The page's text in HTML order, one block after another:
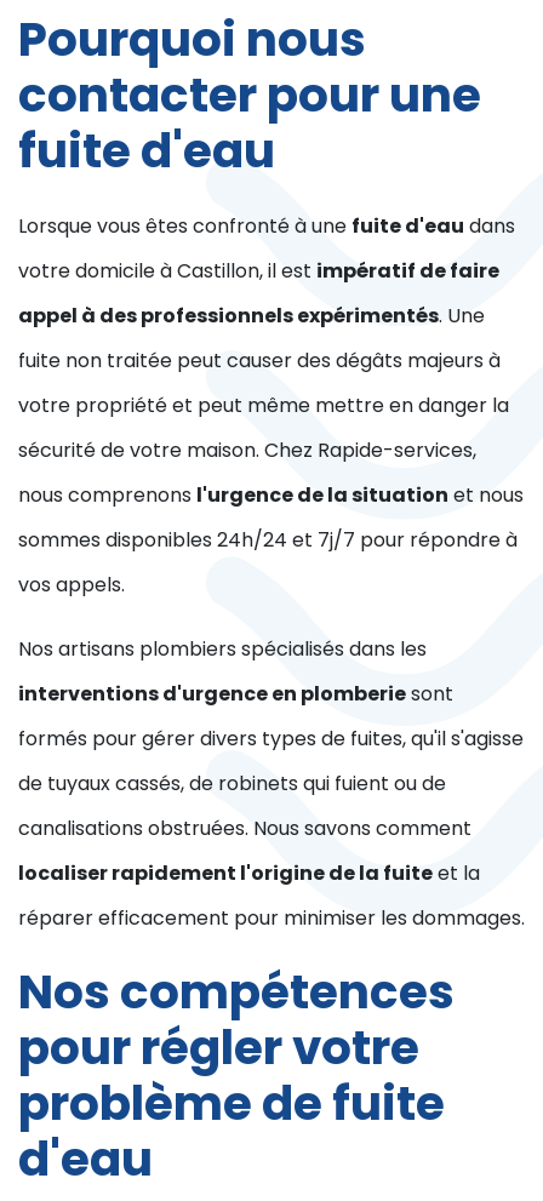
Pourquoi nous
contacter pour une
fuite d'eau
Lorsque vous êtes confronté à une fuite d'eau dans
votre domicile à Castillon, il est impératif de faire
appel à des professionnels expérimentés. Une
fuite non traitée peut causer des dégâts majeurs à
votre propriété et peut même mettre en danger la
sécurité de votre maison. Chez Rapide-services,
nous comprenons l'urgence de la situation et nous
sommes disponibles 24h/24 et 7j/7 pour répondre à
vos appels.
Nos artisans plombiers spécialisés dans les
interventions d'urgence en plomberiesont
formés pour gérer divers types de fuites, qu'il s'agisse
de tuyaux cassés, de robinets qui fuient ou de
canalisations obstruées. Nous savons comment
localiser rapidement l'origine de la fuiteet la
réparer efficacement pour minimiser les dommages.
Nos compétences
pour régler votre
problème de fuite
d'eau